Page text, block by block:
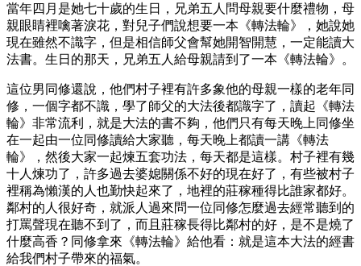
當年四月是她七十歲的生日，兄弟五人問母親要什麼禮物，母
親眼睛裡噙著淚花，對兒子們說想要一本《轉法輪》，她說她
現在雖然不識字，但是相信師父會幫她開智開慧，一定能讀大
法書。生日的那天，兄弟五人給母親請到了一本《轉法輪》。
這位男同修還說，他們村子裡有許多象他的母親一樣的老年同
修，一個字都不識，學了師父的大法後都識字了，讀起《轉法
輪》非常流利，就是大法的書不夠，他們只有每天晚上同修坐
在一起由一位同修讀給大家聽，每天晚上都讀一講《轉法
輪》，然後大家一起煉五套功法，每天都是這樣。村子裡有幾
十人煉功了，許多過去婆媳關係不好的現在好了，有些被村子
裡稱為懶漢的人也勤快起來了，地裡的莊稼種得比誰家都好。
鄰村的人很好奇，就派人過來問一位同修怎麼過去經常聽到的
打罵聲現在聽不到了，而且莊稼長得比鄰村的好，是不是燒了
什麼高香？同修拿來《轉法輪》給他看：就是這本大法的經書
給我們村子帶來的福氣。